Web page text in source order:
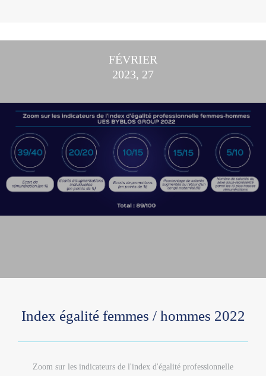
FÉVRIER
2023, 27
Index égalité femmes / hommes 2022
Zoom sur les indicateurs de l'index d'égalité professionnelle